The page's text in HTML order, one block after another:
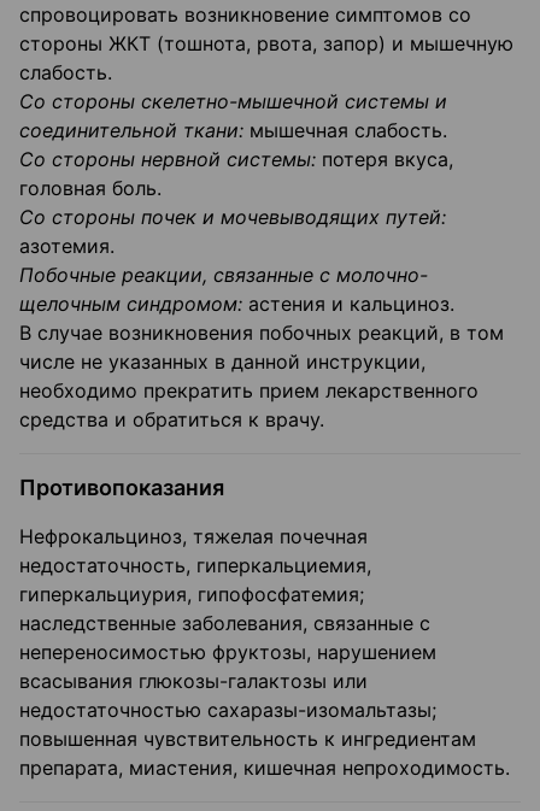
спровоцировать возникновение симптомов со
стороны ЖКТ (тошнота, рвота, запор) и мышечную
слабость.
Со стороны скелетно-мышечной системы и
соединительной ткани: мышечная слабость.
Со стороны нервной системы: потеря вкуса,
головная боль.
Со стороны почек и мочевыводящих путей:
азотемия.
Побочные реакции, связанные с молочно-
щелочным синдромом: астения и кальциноз.
В случае возникновения побочных реакций, в том
числе не указанных в данной инструкции,
необходимо прекратить прием лекарственного
средства и обратиться к врачу.
Противопоказания
Нефрокальциноз, тяжелая почечная
недостаточность, гиперкальциемия,
гиперкальциурия, гипофосфатемия;
наследственные заболевания, связанные с
непереносимостью фруктозы, нарушением
всасывания глюкозы-галактозы или
недостаточностью сахаразы-изомальтазы;
повышенная чувствительность к ингредиентам
препарата, миастения, кишечная непроходимость.